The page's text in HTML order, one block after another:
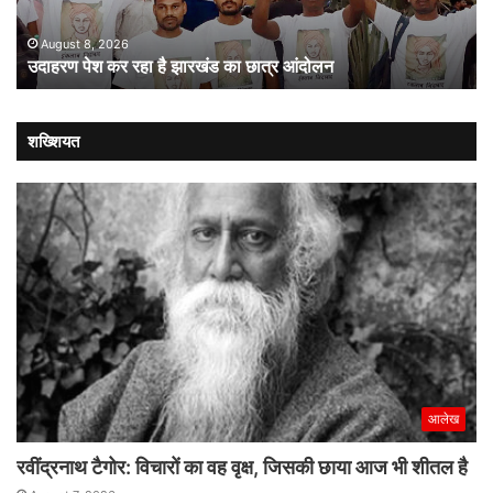
छात्र
आंदोलनAugust 8, 2026
उदाहरण पेश कर रहा है झारखंड का छात्र आंदोलन
कब
शख्शियत
आलेख
रवींद्रनाथ टैगोर: विचारों का वह वृक्ष, जिसकी छाया आज भी शीतल है